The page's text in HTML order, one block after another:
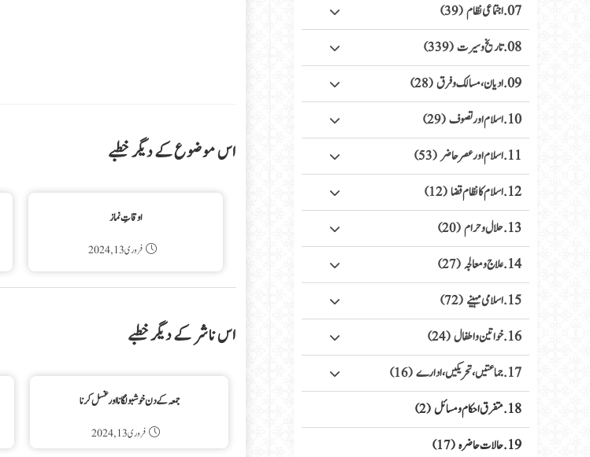
اس موضوع کے دیگر خطبے
اوقاتِ نماز
فروری 13, 2024
اس ناشر کے دیگر خطبے
جمعہ کے دن خوشبو لگانا اور غسل کرنا
فروری 13, 2024
07. اجتماعی نظام (39)
08. تاریخ وسیرت (339)
09. ادیان، مسالک وفرق (28)
10. اسلام اور تصوف (29)
11. اسلام اور عصر حاضر (53)
12. اسلام کا نظام قضا (12)
13. حلال وحرام (20)
14. علاج ومعالجہ (27)
15. اسلامی مہینے (72)
16. خواتین واطفال (24)
17. جماعتیں، تحریکیں، ادارے (16)
18. متفرق احکام ومسائل (2)
19. حالات حاضرہ (17)